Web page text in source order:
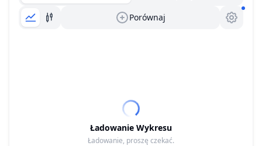
Porównaj
Ładowanie Wykresu
Ładowanie, proszę czekać.